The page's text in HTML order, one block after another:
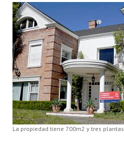
La propiedad tiene 700m2 y tres plantas